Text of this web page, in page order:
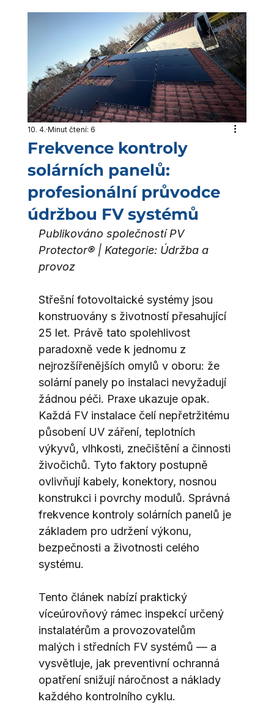
Frekvence kontroly
solárních panelů:
profesionální průvodce
údržbou FV systémů
10. 4. Minut čtení: 6
Publikováno společností PV
Protector® | Kategorie: Údržba a
provoz
Střešní fotovoltaické systémy jsou
konstruovány s životností přesahující
25 let. Právě tato spolehlivost
paradoxně vede k jednomu z
nejrozšířenějších omylů v oboru: že
solární panely po instalaci nevyžadují
žádnou péči. Praxe ukazuje opak.
Každá FV instalace čelí nepřetržitému
působení UV záření, teplotních
výkyvů, vlhkosti, znečištění a činnosti
živočichů. Tyto faktory postupně
ovlivňují kabely, konektory, nosnou
konstrukci i povrchy modulů. Správná
frekvence kontroly solárních panelů je
základem pro udržení výkonu,
bezpečnosti a životnosti celého
systému.
Tento článek nabízí praktický
víceúrovňový rámec inspekcí určený
instalatérům a provozovatelům
malých i středních FV systémů — a
vysvětluje, jak preventivní ochranná
opatření snižují náročnost a náklady
každého kontrolního cyklu.